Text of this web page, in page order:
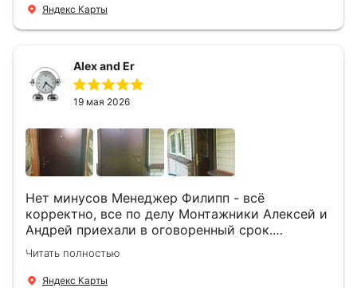
Яндекс Карты
Alex and Er
19 мая 2026
Нет минусов Менеджер Филипп - всё
корректно, все по делу Монтажники Алексей и
Андрей приехали в оговоренный срок.
Демонтировали старую дверь и установили
новую буквально за час Быстро и качественно
+ нормальные цены Всем большое спасибо
Читать полностью
Яндекс Карты